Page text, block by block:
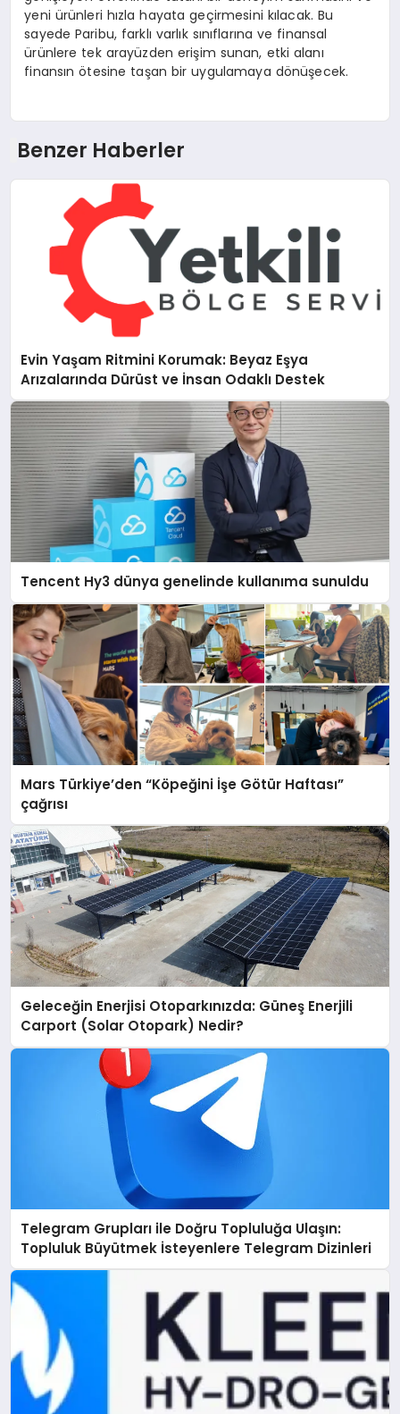
yeni ürünleri hızla hayata geçirmesini kılacak. Bu
sayede Paribu, farklı varlık sınıflarına ve finansal
ürünlere tek arayüzden erişim sunan, etki alanı
finansın ötesine taşan bir uygulamaya dönüşecek.
Benzer Haberler
Evin Yaşam Ritmini Korumak: Beyaz Eşya
Arızalarında Dürüst ve İnsan Odaklı Destek
Tencent Hy3 dünya genelinde kullanıma sunuldu
Mars Türkiye’den “Köpeğini İşe Götür Haftası”
çağrısı
Geleceğin Enerjisi Otoparkınızda: Güneş Enerjili
Carport (Solar Otopark) Nedir?
Telegram Grupları ile Doğru Topluluğa Ulaşın:
Topluluk Büyütmek İsteyenlere Telegram Dizinleri